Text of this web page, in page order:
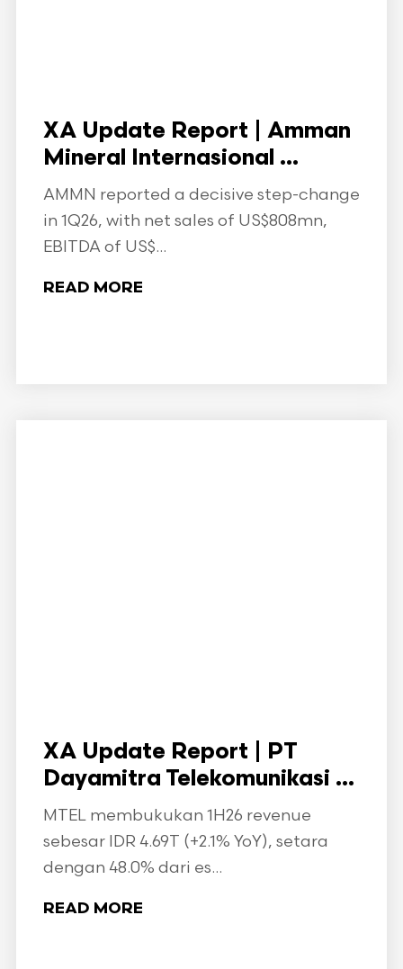
XA Update Report | Amman
Mineral Internasional ...
AMMN reported a decisive step-change
in 1Q26, with net sales of US$808mn,
EBITDA of US$...
READ MORE
XA Update Report | PT
Dayamitra Telekomunikasi ...
MTEL membukukan 1H26 revenue
sebesar IDR 4.69T (+2.1% YoY), setara
dengan 48.0% dari es...
READ MORE